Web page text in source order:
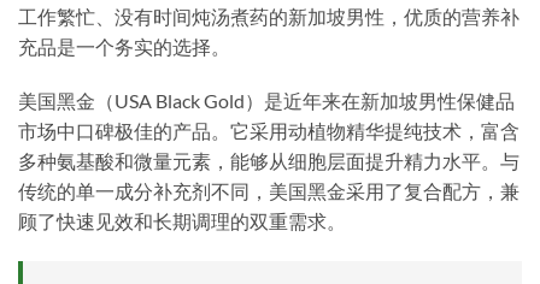
工作繁忙、没有时间炖汤煮药的新加坡男性，优质的营养补
充品是一个务实的选择。
美国黑金（USA Black Gold）是近年来在新加坡男性保健品
市场中口碑极佳的产品。它采用动植物精华提纯技术，富含
多种氨基酸和微量元素，能够从细胞层面提升精力水平。与
传统的单一成分补充剂不同，美国黑金采用了复合配方，兼
顾了快速见效和长期调理的双重需求。